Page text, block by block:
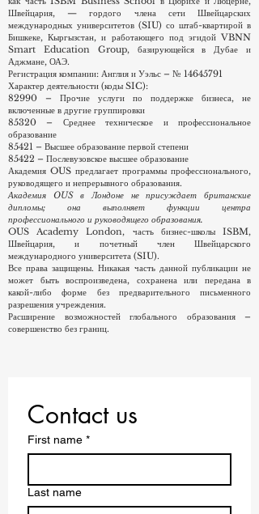
приверженности высочайшему уровню образования.
OUS Academy London (Великобритания) функционирует
как часть ISBM Business School в Цюрихе и Люцерне,
Швейцария, — гордого члена сети Швейцарских
международных университетов (SIU) со штаб-квартирой в
Бишкеке, Кыргызстан, и работающего под эгидой VBNN
Smart Education Group, базирующейся в Дубае и
Аджмане, ОАЭ.
Регистрация компании: Англия и Уэльс – №
Характер деятельности (коды SIC):
82990 – Прочие услуги по поддержке бизнеса, не
включенные в другие группировки
85320 – Среднее техническое и профессиональное
образование
85421 – Высшее образование первой степени
85422 – Послевузовское высшее образование
Академия OUS предлагает программы профессионального,
руководящего и непрерывного образования.
Академия OUS в Лондоне не присуждает британские
дипломы; она выполняет функции центра
профессионального и руководящего образования.
OUS Academy London, часть бизнес-школы ISBM,
Швейцария, и почетный член Швейцарского
международного университета (SIU).
Все права защищены. Никакая часть данной публикации не
может быть воспроизведена, сохранена или передана в
какой-либо форме без предварительного письменного
разрешения учреждения.
Contact us